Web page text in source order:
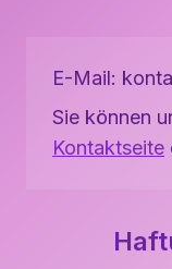
E-Mail:
Sie können
Kontaktseite